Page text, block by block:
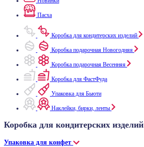
Пасха
Коробка для кондитерских изделий
Коробка подарочная Новогодняя
Коробка подарочная Весенняя
Коробка для ФастФуда
Упаковка для Бьюти
Наклейки, бирки, ленты
Коробка для кондитерских изделий
Упаковка для конфет